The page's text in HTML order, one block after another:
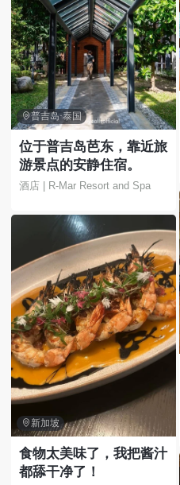
普吉岛·泰国
位于普吉岛芭东，靠近旅
游景点的安静住宿。
酒店 | R-Mar Resort and Spa
 新加坡
食物太美味了，我把酱汁
都舔干净了！